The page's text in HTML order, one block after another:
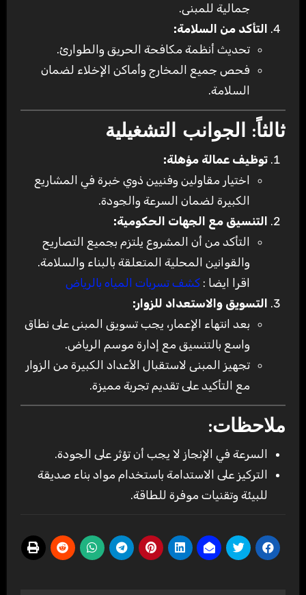
جمالية للمبنى.
التأكد من السلامة:
تحديث أنظمة مكافحة الحريق والطوارئ.
فحص جميع المخارج وأماكن الإخلاء لضمان
السلامة.
ثالثاً: الجوانب التشغيلية
توظيف عمالة مؤهلة:
اختيار مقاولين وفنيين ذوي خبرة في المشاريع
الكبيرة لضمان السرعة والجودة.
التنسيق مع الجهات الحكومية:
التأكد من أن المشروع يلتزم بجميع التصاريح
والقوانين المحلية المتعلقة بالبناء والسلامة.
اقرا ايضا : كشف تسربات المياه بالرياض
التسويق والاستعداد للزوار:
بعد انتهاء الإعمار، يجب تسويق المبنى على نطاق
واسع بالتنسيق مع إدارة موسم الرياض.
تجهيز المبنى لاستقبال الأعداد الكبيرة من الزوار
مع التأكيد على تقديم تجربة مميزة.
ملاحظات:
السرعة في الإنجاز لا يجب أن تؤثر على الجودة.
التركيز على الاستدامة باستخدام مواد بناء صديقة
للبيئة وتقنيات موفرة للطاقة.